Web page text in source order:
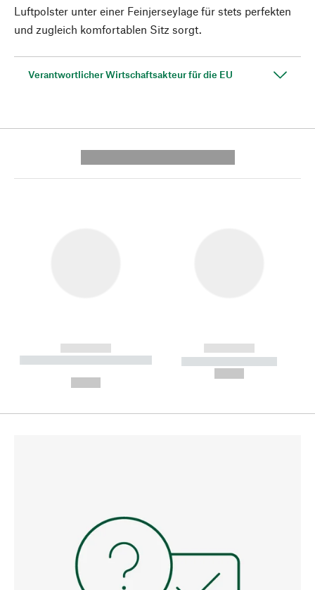
Luftpolster unter einer Feinjerseylage für stets perfekten
und zugleich komfortablen Sitz sorgt.
Verantwortlicher Wirtschaftsakteur für die EU
------------
----------- ----------- --------
------------
----------- -----------